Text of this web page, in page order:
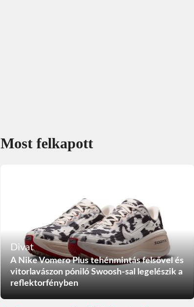
Most felkapott
Divat
A Nike Vomero Plus tehénmintás felsővel és
vitorlavászon póniló Swoosh-sal legelészik a
reflektorfényben